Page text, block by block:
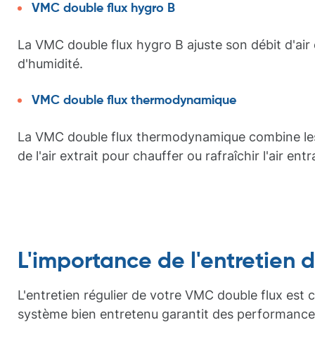
VMC double flux hygro B
La VMC double flux hygro B ajuste son débit
d'humidité.
VMC double flux thermodynamique
La VMC double flux thermodynamique combine
de l'air extrait pour chauffer ou rafraîchir l'air
L'importance de l'entretien
L'entretien régulier de votre VMC double flux est
système bien entretenu garantit des